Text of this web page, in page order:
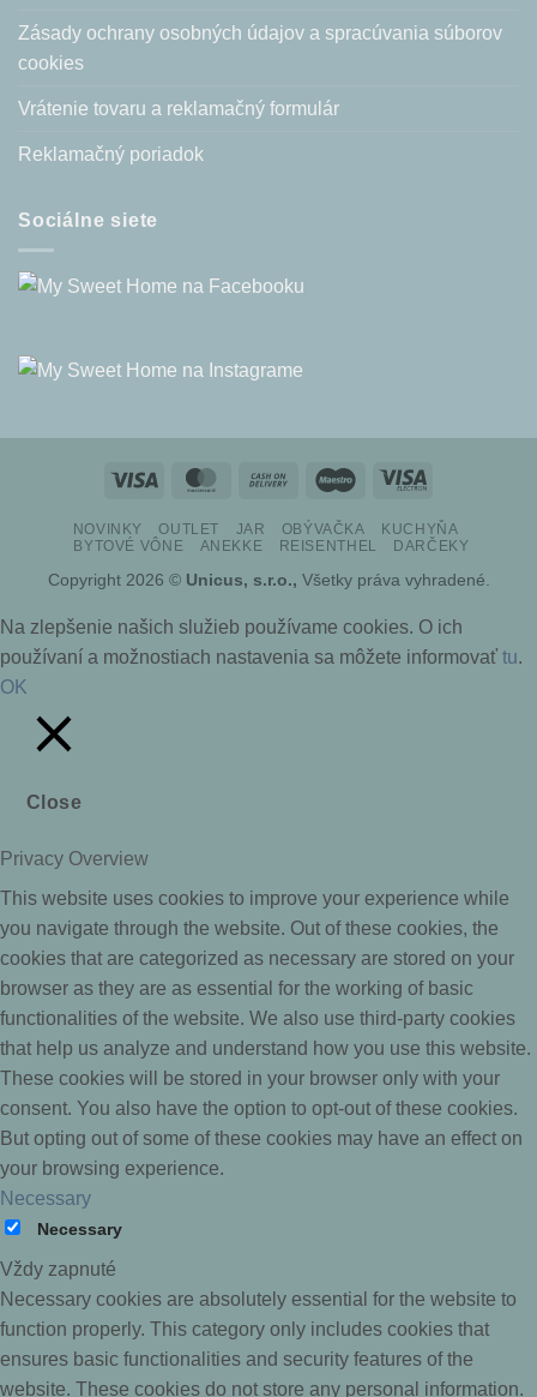
Zásady ochrany osobných údajov a spracúvania súborov
cookies
Vrátenie tovaru a reklamačný formulár
Reklamačný poriadok
Sociálne siete
Visa MasterCardCash
Delivery
Maestro Visa
NOVINKY OUTLET JAR OBÝVAČKA
KUCHYŇA
BYTOVÉ VÔNE
ANEKKE REISENTHEL DARČEKY
Copyright 2026 © Unicus, s.r.o., Všetky práva vyhradené.
Na zlepšenie našich služieb používame cookies. O ich
používaní a možnostiach nastavenia sa môžete informovať tu.
OK
Close
Privacy Overview
This website uses cookies to improve your experience while
you navigate through the website. Out of these cookies, the
cookies that are categorized as necessary are stored on your
browser as they are as essential for the working of basic
functionalities of the website. We also use third-party cookies
that help us analyze and understand how you use this website.
These cookies will be stored in your browser only with your
consent. You also have the option to opt-out of these cookies.
But opting out of some of these cookies may have an effect on
your browsing experience.
Necessary
Necessary
Vždy zapnuté
Necessary cookies are absolutely essential for the website to
function properly. This category only includes cookies that
ensures basic functionalities and security features of the
website. These cookies do not store any personal information.